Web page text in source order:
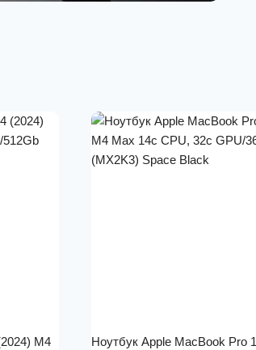
M4
Ноутбук Apple MacBook Pro